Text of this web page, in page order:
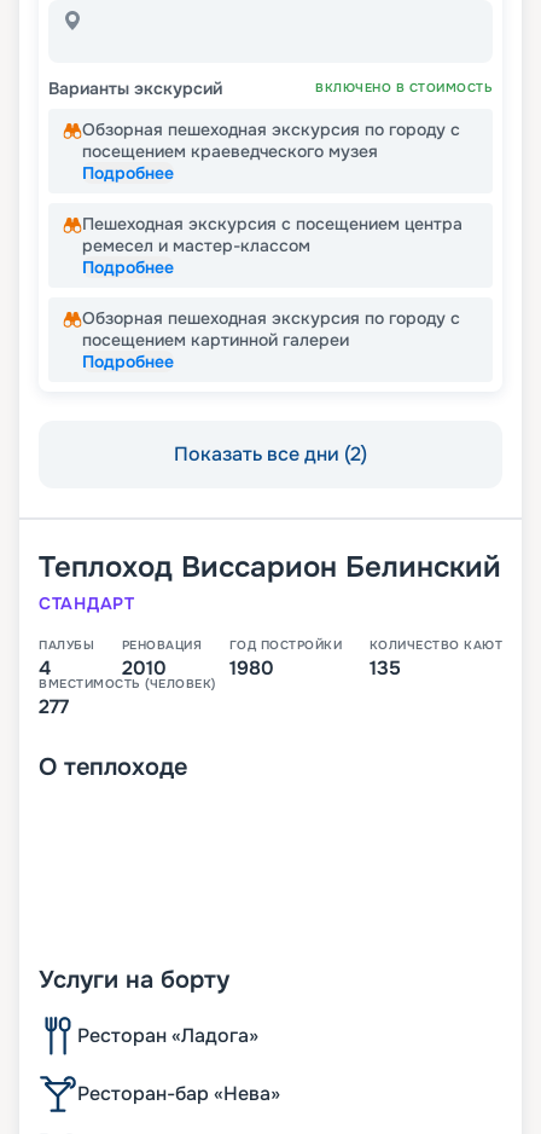
Варианты экскурсий ВКЛЮЧЕНО В СТОИМОСТЬ
Обзорная пешеходная экскурсия по городу с
посещением краеведческого музея
Подробнее
Пешеходная экскурсия с посещением центра
ремесел и мастер-классом
Подробнее
Обзорная пешеходная экскурсия по городу с
посещением картинной галереи
Подробнее
Показать все дни (2)
Теплоход Виссарион Белинский
СТАНДАРТ
ПАЛУБЫ
4
РЕНОВАЦИЯ
2010
ГОД ПОСТРОЙКИ
1980
КОЛИЧЕСТВО КАЮТ
135
ВМЕСТИМОСТЬ (ЧЕЛОВЕК)
277
О теплоходе
Услуги на борту
Ресторан «Ладога»
Ресторан-бар «Нева»